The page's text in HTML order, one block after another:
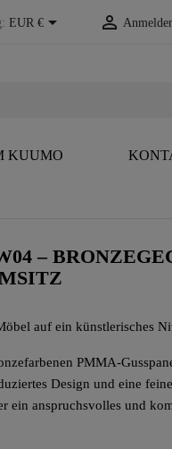
EUR € 
KUUMO
–
auf ein künstlerisches
PMMA-
Design und eine
ein anspruchsvolles und